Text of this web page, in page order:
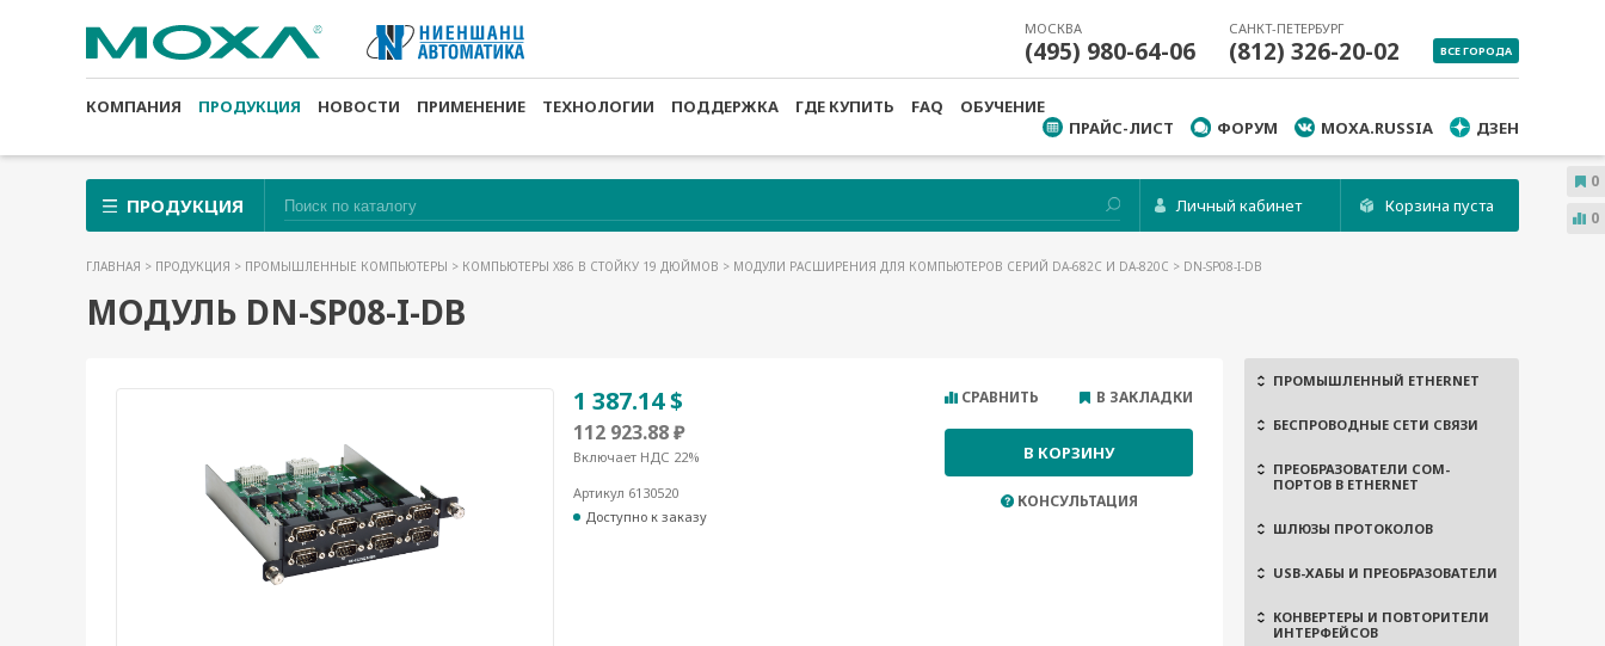
МОСКВА
(495) 980-64-06
САНКТ-ПЕТЕРБУРГ
(812) 326-20-02 ВСЕ ГОРОДА
КОМПАНИЯ ПРОДУКЦИЯ НОВОСТИ ПРИМЕНЕНИЕ ТЕХНОЛОГИИ ПОДДЕРЖКА ГДЕ КУПИТЬ FAQ
ОБУЧЕНИЕ
ПРАЙС-ЛИСТ
ФОРУМ MOXA.RUSSIA ДЗЕН
ПРОДУКЦИЯ Личный кабинет Корзина пуста
ГЛАВНАЯ > ПРОДУКЦИЯ > ПРОМЫШЛЕННЫЕ КОМПЬЮТЕРЫ > КОМПЬЮТЕРЫ X86 В СТОЙКУ 19 ДЮЙМОВ > МОДУЛИ РАСШИРЕНИЯ ДЛЯ КОМПЬЮТЕРОВ СЕРИЙ DA-682C И DA-820С > DN-SP08-I-DB
МОДУЛЬ DN-SP08-I-DB
ПРОМЫШЛЕННЫЙ ETHERNET
БЕСПРОВОДНЫЕ СЕТИ СВЯЗИ
ПРЕОБРАЗОВАТЕЛИ COM-
ПОРТОВ В ETHERNET
ШЛЮЗЫ ПРОТОКОЛОВ
USB-ХАБЫ И ПРЕОБРАЗОВАТЕЛИ
КОНВЕРТЕРЫ И ПОВТОРИТЕЛИ
ИНТЕРФЕЙСОВ
1 387.14 $
112 923.88 ₽
Включает НДС 22%
Артикул 6130520
Доступно к заказу
СРАВНИТЬ В ЗАКЛАДКИ
В КОРЗИНУ
КОНСУЛЬТАЦИЯ
0
0